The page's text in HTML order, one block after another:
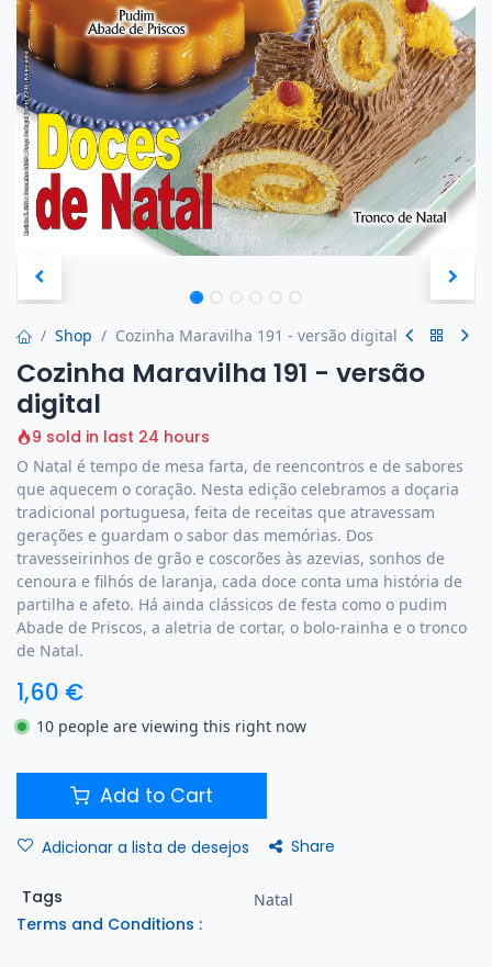
Shop Cozinha Maravilha 191 - versão digital
Cozinha Maravilha 191 - versão
digital
9 sold in last 24 hours
O Natal é tempo de mesa farta, de reencontros e de sabores
que aquecem o coração. Nesta edição celebramos a doçaria
tradicional portuguesa, feita de receitas que atravessam
gerações e guardam o sabor das memórias. Dos
travesseirinhos de grão e coscorões às azevias, sonhos de
cenoura e filhós de laranja, cada doce conta uma história de
partilha e afeto. Há ainda clássicos de festa como o pudim
Abade de Priscos, a aletria de cortar, o bolo-rainha e o tronco
de Natal.
1,60 €
10 people are viewing this right now
Add to Cart
Adicionar a lista de desejos Share
Tags Natal
Terms and Conditions :